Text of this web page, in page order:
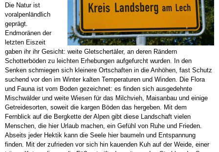
Die Natur ist
voralpenländlich
geprägt.
Endmoränen der
letzten Eiszeit
gaben ihr ihr Gesicht: weite Gletschertäler, an deren Rändern
Schotterböden zu leichten Erhebungen aufgefurcht wurden. In den
Senken schmiegen sich kleinere Ortschaften in die Anhöhen, fast Schutz
suchend vor den im Winter kalten Temperaturen und Winden. Die Flora
und Fauna ist vom Boden gezeichnet: es finden sich ausgedehnte
Mischwälder und weite Wiesen für das Milchvieh, Maisanbau und einige
Getreidesorten, soweit die kargen Böden das hergeben. Mit dem
Fernblick auf die Bergkette der Alpen gibt diese Landschaft vielen
Menschen, die hier Urlaub machen, ein Gefühl von Ruhe und Frieden.
Abseits jeder Hektik kann die Seele hier baumeln und Entspannung
finden. Mit der zufrieden vor sich hin kauenden Kuh auf der Weide, einer